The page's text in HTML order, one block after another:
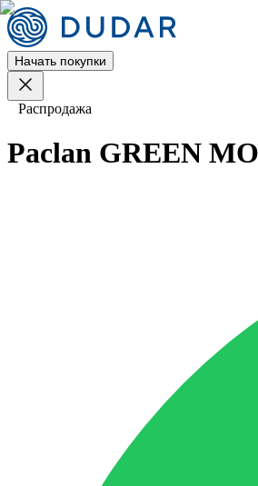
Начать покупки
Распродажа
Paclan GREEN